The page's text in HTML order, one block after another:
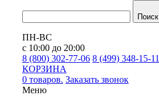
Поиск
ПН-ВС
с 10:00 до 20:00
8 (800) 302-77-06 8 (499) 348-15-11
КОРЗИНА
0 товаров. Заказать звонок
Меню